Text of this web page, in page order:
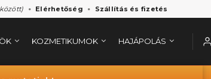
Elérhetőség Szállítás és fizetés
KOZMETIKUMOK HAJÁPOLÁS